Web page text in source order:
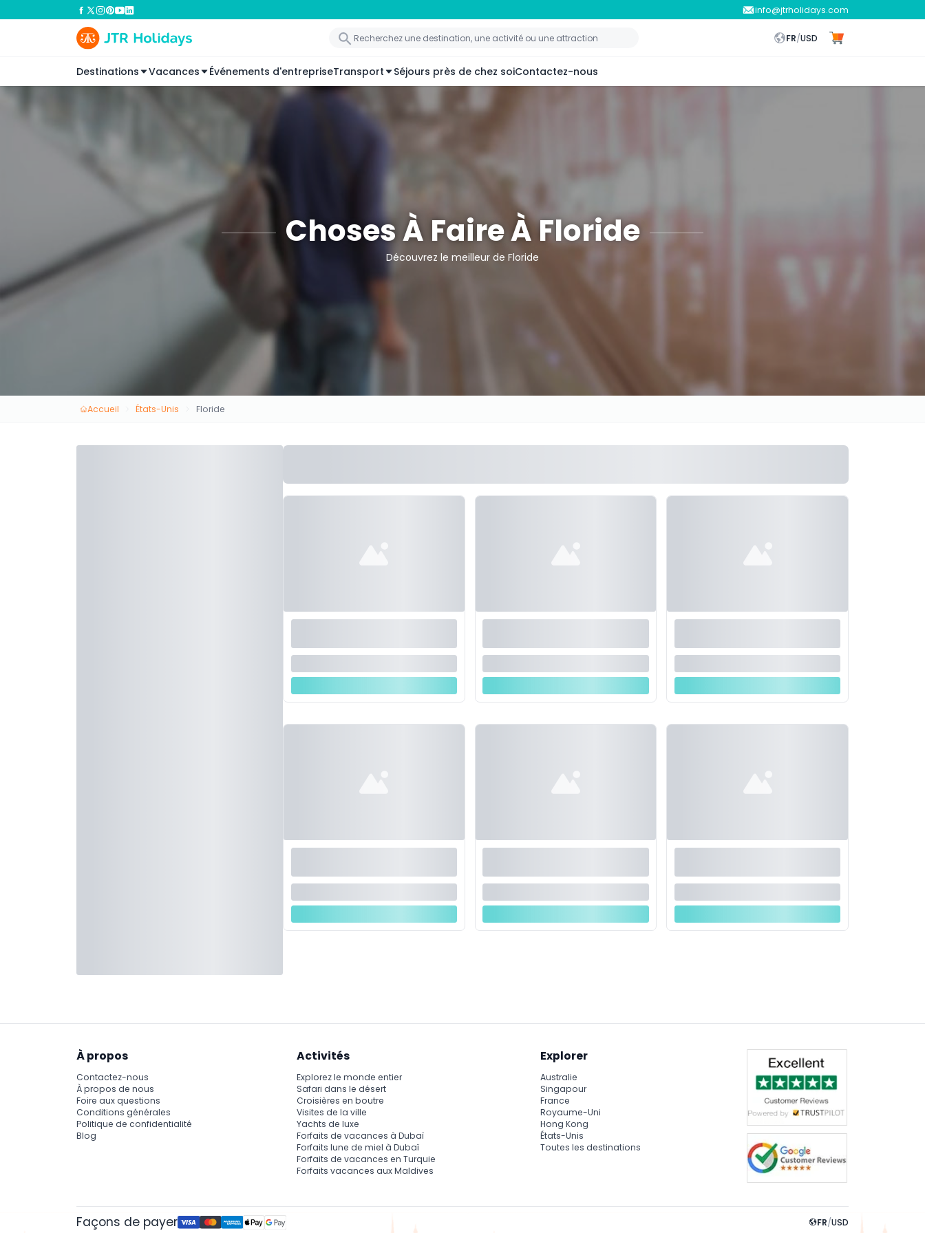
info@jtrholidays.com
FR/USD
Destinations Vacances Événements d'entrepriseTransport Séjours près de chez soiContactez-nous
Choses À Faire À Floride
Découvrez le meilleur de Floride
Accueil États-Unis Floride
À propos
Contactez-nous
À propos de nous
Foire aux questions
Conditions générales
Politique de confidentialité
Blog
Activités
Explorez le monde entier
Safari dans le désert
Croisières en boutre
Visites de la ville
Yachts de luxe
Forfaits de vacances à Dubaï
Forfaits lune de miel à Dubaï
Forfaits de vacances en Turquie
Forfaits vacances aux Maldives
Explorer
Australie
Singapour
France
Royaume-Uni
Hong Kong
États-Unis
Toutes les destinations
Façons de payer FR/USD